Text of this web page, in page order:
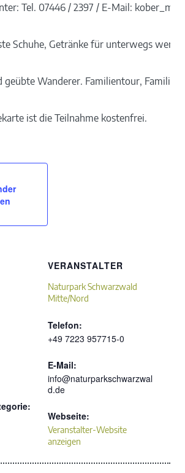
Tel. 07446 / 2397 / E-Mail:
Schuhe, Getränke für unterwegs
geübte Wanderer. Familientour,
ist die Teilnahme kostenfrei.
VERANSTALTER
Naturpark Schwarzwald
Mitte/Nord
Telefon:
+49 7223 957715-0
E-Mail:
info@naturparkschwarzwal
d.de
Webseite:
Veranstalter-Website
anzeigen